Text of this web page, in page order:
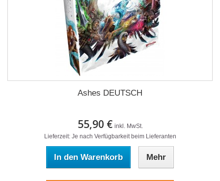
Ashes DEUTSCH
55,90 € inkl. MwSt.
Lieferzeit: Je nach Verfügbarkeit beim Lieferanten
In den Warenkorb Mehr